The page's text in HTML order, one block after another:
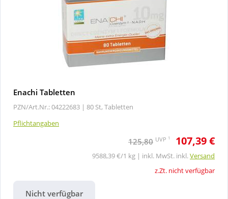
Enachi Tabletten
PZN/Art.Nr.: 04222683 | 80 St, Tabletten
Pflichtangaben
125,80 UVP 1 107,39 €
9588,39 €/1 kg | inkl. MwSt. inkl.Versand
z.Zt. nicht verfügbar
Nicht verfügbar